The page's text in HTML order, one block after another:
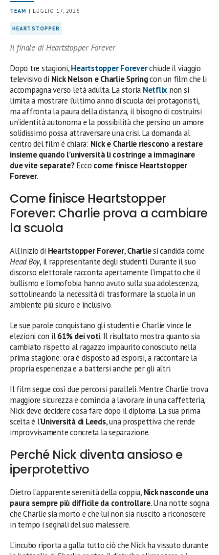
TEAM | LUGLIO 17, 2026
HEARTSTOPPER
Il finale di Heartstopper Forever
Dopo tre stagioni,Heartstopper Foreverchiude il viaggio
televisivo di Nick Nelson e Charlie Springcon un film che li
accompagna verso l’età adulta. La storia Netflix non si
limita a mostrare l’ultimo anno di scuola dei protagonisti,
ma affronta la paura della distanza, il bisogno di costruirsi
un’identità autonoma e la possibilità che persino un amore
solidissimo possa attraversare una crisi. La domanda al
centro del film è chiara: Nick e Charlie riescono a restare
insieme quando l’università li costringe a immaginare
due vite separate?Ecco come finisce Heartstopper
Forever.
Come finisce Heartstopper
Forever: Charlie prova a cambiare
la scuola
All’inizio di Heartstopper Forever,Charliesi candida come
Head Boy, il rappresentante degli studenti. Durante il suo
discorso elettorale racconta apertamente l’impatto che il
bullismo e l’omofobia hanno avuto sulla sua adolescenza,
sottolineando la necessità di trasformare la scuola in un
ambiente più sicuro e inclusivo.
Le sue parole conquistano gli studenti e Charlie vince le
elezioni con il61% dei voti. Il risultato mostra quanto sia
cambiato rispetto al ragazzo impaurito conosciuto nella
prima stagione: ora è disposto ad esporsi, a raccontare la
propria esperienza e a battersi anche per gli altri.
Il film segue così due percorsi paralleli. Mentre Charlie trova
maggiore sicurezza e comincia a lavorare in una caffetteria,
Nick deve decidere cosa fare dopo il diploma. La sua prima
scelta è l’Università di Leeds, una prospettiva che rende
improvvisamente concreta la separazione.
Perché Nick diventa ansioso e
iperprotettivo
Dietro l’apparente serenità della coppia, Nick nasconde una
paura sempre più difficile da controllare. Una notte sogna
che Charlie sia morto e che lui non sia riuscito a riconoscere
in tempo i segnali del suo malessere.
L’incubo riporta a galla tutto ciò che Nick ha vissuto durante